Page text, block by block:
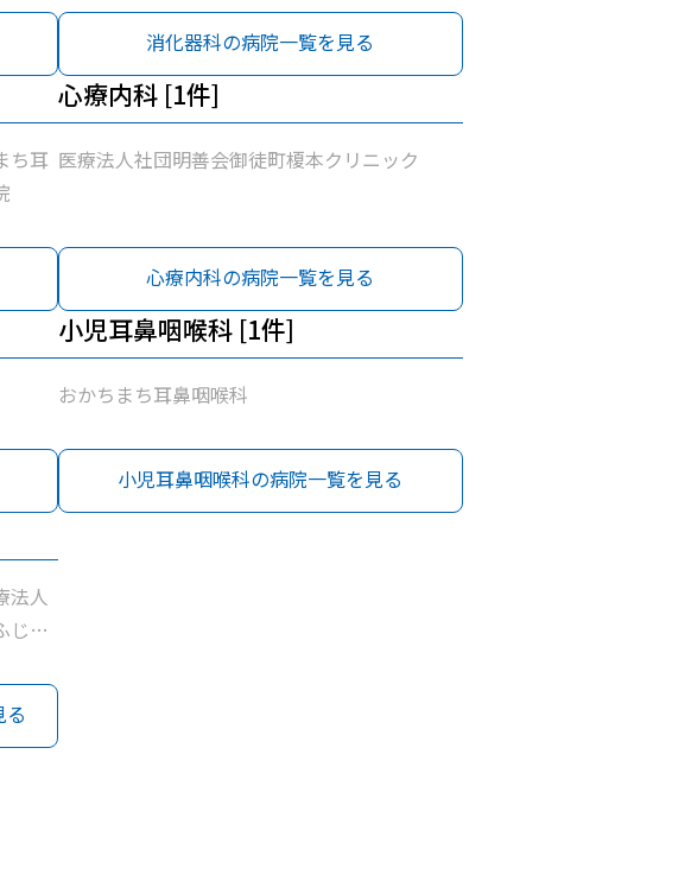
消化器科の病院一覧を見る
ち耳
心療内科 [1件]
医療法人社団明善会御徒町榎本クリニック
心療内科の病院一覧を見る
小児耳鼻咽喉科 [1件]
おかちまち耳鼻咽喉科
小児耳鼻咽喉科の病院一覧を見る
法人
じ内
る